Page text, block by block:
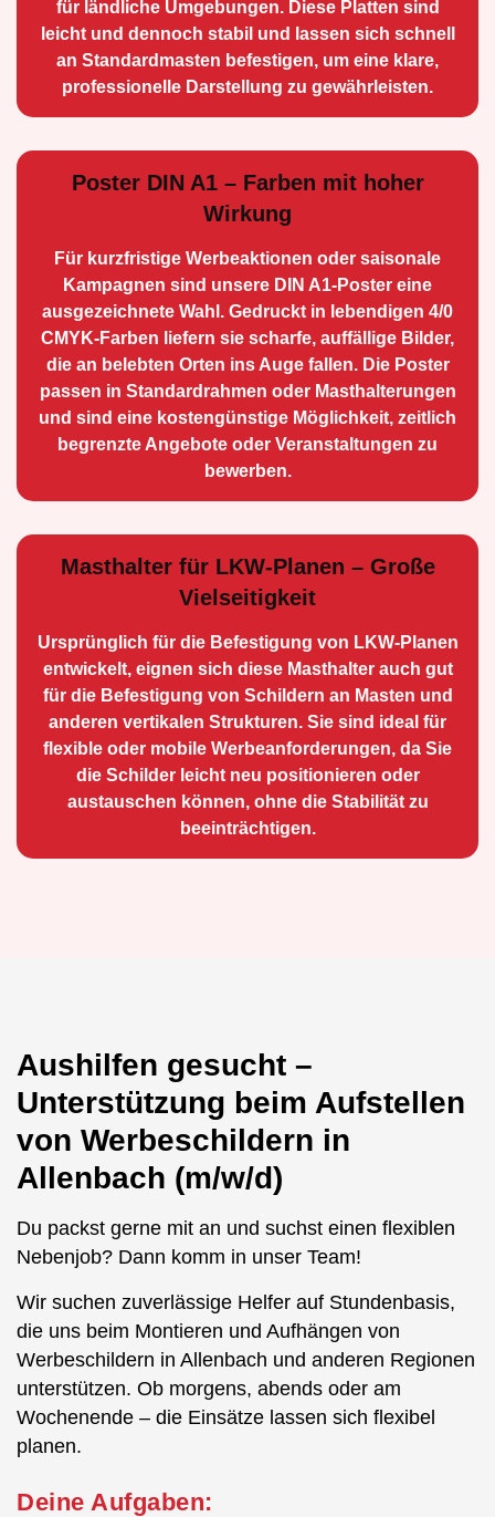
für ländliche Umge­bungen. Diese Platten sind
leicht und dennoch stabil und lassen sich schnell
an Standard­masten befestigen, um eine klare,
professionelle Darstellung zu gewährleisten.
Poster DIN A1 – Farben mit hoher
Wirkung
Für kurzfristige Werbe­aktionen oder saisonale
Kampagnen sind unsere DIN A1-Poster eine
ausge­zeichnete Wahl. Gedruckt in lebendigen 4/0
CMYK-Farben liefern sie scharfe, auffällige Bilder,
die an belebten Orten ins Auge fallen. Die Poster
passen in Standardrahmen oder Masthalterungen
und sind eine kostengünstige Möglichkeit, zeitlich
begrenzte Angebote oder Veranstaltungen zu
bewerben.
Masthalter für LKW-Planen – Große
Vielseitigkeit
Ursprünglich für die Be­festigung von LKW-Planen
entwickelt, eignen sich diese Masthalter auch gut
für die Befestigung von Schildern an Masten und
anderen vertikalen Strukturen. Sie sind ideal für
flexible oder mobile Werbean­forderungen, da Sie
die Schilder leicht neu positio­nieren oder
austauschen können, ohne die Stabilität zu
beeinträchtigen.
Aushilfen gesucht –
Unterstützung beim Aufstellen
von Werbeschildern in
Allenbach (m/w/d)
Du packst gerne mit an und suchst einen flexiblen
Nebenjob? Dann komm in unser Team!
Wir suchen zuverlässige Helfer auf Stundenbasis,
die uns beim Montieren und Aufhängen von
Werbeschildern in Allenbach und anderen Regionen
unterstützen. Ob morgens, abends oder am
Wochenende – die Einsätze lassen sich flexibel
planen.
Deine Aufgaben: